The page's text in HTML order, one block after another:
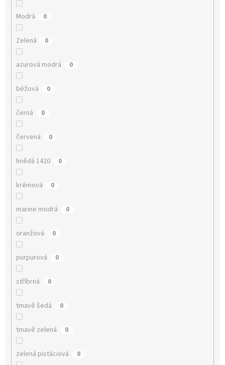
Modrá 0
Zelená 0
azurová modrá 0
béžová 0
černá 0
červená 0
hnědá 1420 0
krémová 0
marine modrá 0
oranžová 0
purpurová 0
stříbrná 0
tmavě šedá 0
tmavě zelená 0
zelená pistáciová 0